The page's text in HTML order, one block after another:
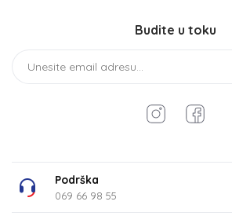
Budite u toku
Podrška
069 66 98 55